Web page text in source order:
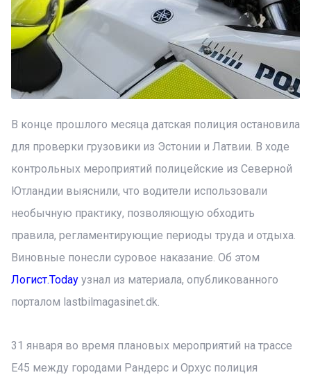
В конце прошлого месяца датская полиция остановила
для проверки грузовики из Эстонии и Латвии. В ходе
контрольных мероприятий полицейские из Северной
Ютландии выяснили, что водители использовали
необычную практику, позволяющую обходить
правила, регламентирующие периоды труда и отдыха.
Виновные понесли суровое наказание. Об этом
Логист.Today узнал из материала, опубликованного
порталом lastbilmagasinet.dk.
31 января во время плановых мероприятий на трассе
E45 между городами Рандерс и Орхус полиция